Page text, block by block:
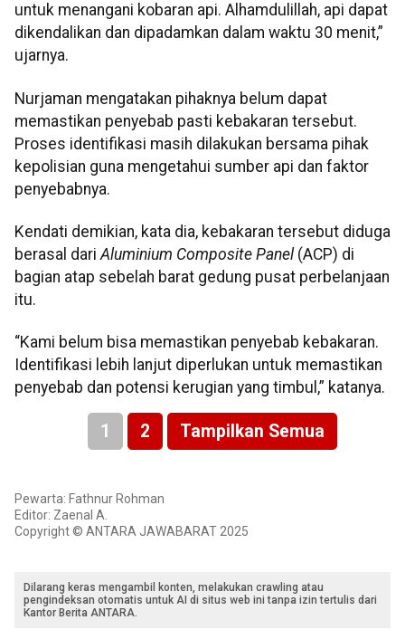
untuk menangani kobaran api. Alhamdulillah, api dapat
dikendalikan dan dipadamkan dalam waktu 30 menit,”
ujarnya.
Nurjaman mengatakan pihaknya belum dapat
memastikan penyebab pasti kebakaran tersebut.
Proses identifikasi masih dilakukan bersama pihak
kepolisian guna mengetahui sumber api dan faktor
penyebabnya.
Kendati demikian, kata dia, kebakaran tersebut diduga
berasal dariAluminium Composite Panel (ACP) di
bagian atap sebelah barat gedung pusat perbelanjaan
itu.
“Kami belum bisa memastikan penyebab kebakaran.
Identifikasi lebih lanjut diperlukan untuk memastikan
penyebab dan potensi kerugian yang timbul,” katanya.
1 2 Tampilkan Semua
Pewarta: Fathnur Rohman
Editor: Zaenal A.
Copyright © ANTARA JAWABARAT 2025
Dilarang keras mengambil konten, melakukan crawling atau
pengindeksan otomatis untuk AI di situs web ini tanpa izin tertulis dari
Kantor Berita ANTARA.